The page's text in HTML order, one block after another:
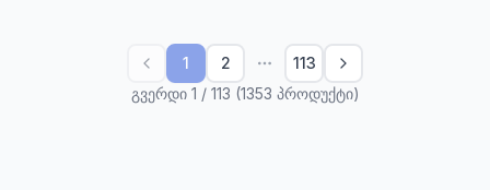
1 2
113
გვერდი 1 / 113 (1353 პროდუქტი)